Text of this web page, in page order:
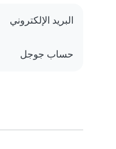
البريد الإلكتروني
حساب جوجل